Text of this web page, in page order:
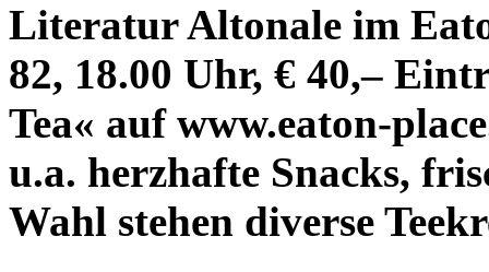
Literatur Altonale im
82, 18.00 Uhr, € 40,–
Tea« auf www.eaton-
u.a. herzhafte Snacks,
Wahl stehen diverse